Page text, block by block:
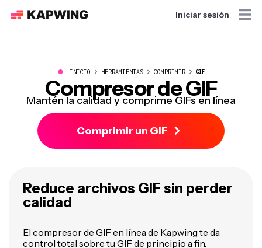
Iniciar sesión
● INICIO HERRAMIENTAS COMPRIMIR GIF
Compresor de GIF
Mantén la calidad y comprime GIFs en línea
Comprimir un GIF
Reduce archivos GIF sin perder
calidad
El compresor de GIF en línea de Kapwing te da
control total sobre tu GIF de principio a fin.